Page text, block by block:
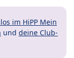
im HiPP Mein
und deine Club-